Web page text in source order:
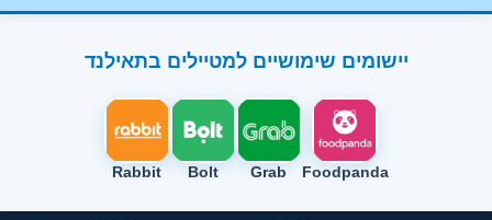
יישומים שימושיים למטיילים בתאילנד
Foodpanda
Grab
Bolt
Rabbit